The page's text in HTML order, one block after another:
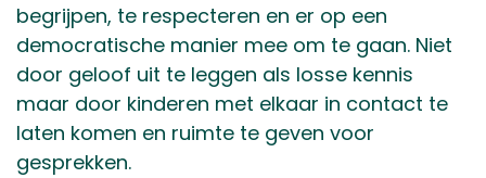
begrijpen, te respecteren en er op een
democratische manier mee om te gaan. Niet
door geloof uit te leggen als losse kennis
maar door kinderen met elkaar in contact te
laten komen en ruimte te geven voor
gesprekken.